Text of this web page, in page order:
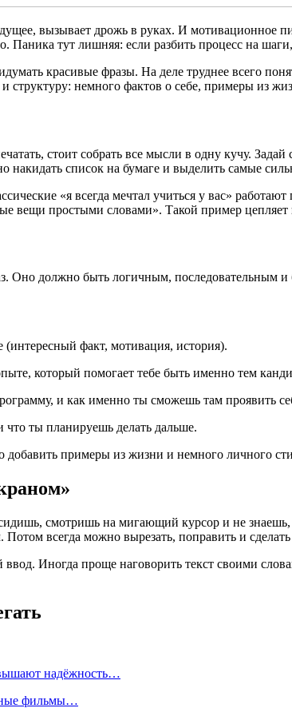
вызывает дрожь в руках. И мотивационное
тут лишняя: если разбить процесс на
красивые фразы. На деле труднее всего
структуру: немного фактов о себе, примеры из
стоит собрать все мысли в одну кучу.
накидать список на бумаге и выделить самые
«я всегда мечтал учиться у вас»
вещи простыми словами». Такой пример
Оно должно быть логичным, последовательным и
(интересный факт, мотивация, история).
который помогает тебе быть именно тем
и как именно ты сможешь там проявить
что ты планируешь делать дальше.
добавить примеры из жизни и немного личного
смотришь на мигающий курсор и не знаешь,
всегда можно вырезать, поправить и сделать
Иногда проще наговорить текст своими
надёжность…
фильмы…